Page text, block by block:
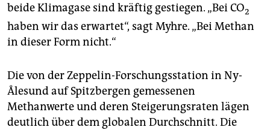
beide Klimagase sind kräftig gestiegen. „Bei CO2
haben wir das erwartet“, sagt Myhre. „Bei Methan
in dieser Form nicht.“
Die von der Zeppelin-Forschungsstation in Ny-
Ålesund auf Spitzbergen gemessenen
Methanwerte und deren Steigerungsraten lägen
deutlich über dem globalen Durchschnitt. Die